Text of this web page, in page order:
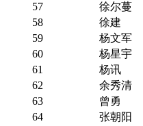
57
徐尔蔓
58
徐建
59
杨文军
60
杨星宇
61
杨讯
62
余秀清
63
曾勇
64
张朝阳